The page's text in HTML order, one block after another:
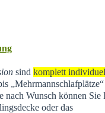
sindkomplett
nach Wunsch können Sie
oder das